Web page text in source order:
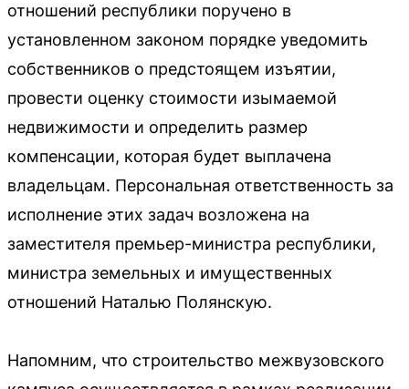
отношений республики поручено в
установленном законом порядке уведомить
собственников о предстоящем изъятии,
провести оценку стоимости изымаемой
недвижимости и определить размер
компенсации, которая будет выплачена
владельцам. Персональная ответственность за
исполнение этих задач возложена на
заместителя премьер-министра республики,
министра земельных и имущественных
отношений Наталью Полянскую.
Напомним, что строительство межвузовского